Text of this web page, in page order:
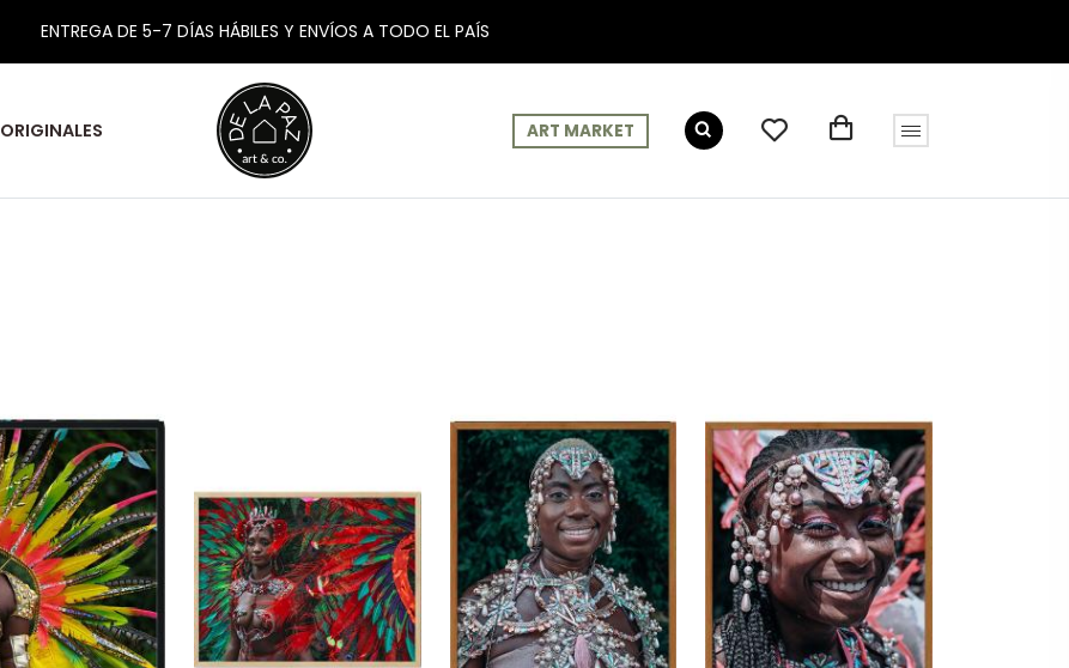
ENTREGA DE 5-7 DÍAS HÁBILES Y ENVÍOS A TODO EL PAÍS
ORIGINALES ART MARKET